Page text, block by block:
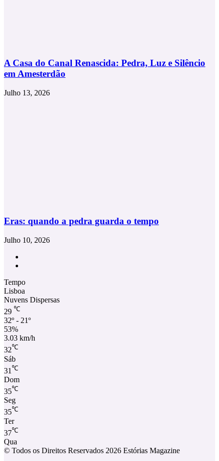
A Casa do Canal Renascida: Pedra, Luz e Silêncio
em Amesterdão
Julho 13, 2026
Eras: quando a pedra guarda o tempo
Julho 10, 2026
Tempo
Lisboa
Nuvens Dispersas
29 ℃
32º - 21º
53%
3.03 km/h
32℃
Sáb
31 ℃
Dom
35℃
Seg
35℃
Ter
37℃
Qua
© Todos os Direitos Reservados 2026 Estórias Magazine